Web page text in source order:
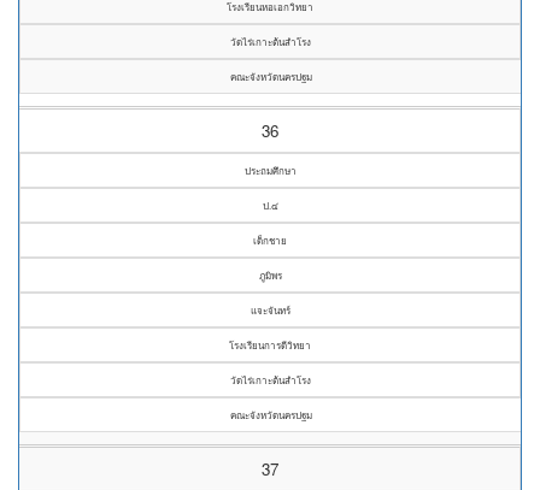
โรงเรียนหอเอกวิทยา
วัดไร่เกาะต้นสำโรง
คณะจังหวัดนครปฐม
36
ประถมศึกษา
ป.๔
เด็กชาย
ภูมิพร
แจะจันทร์
โรงเรียนการดีวิทยา
วัดไร่เกาะต้นสำโรง
คณะจังหวัดนครปฐม
37